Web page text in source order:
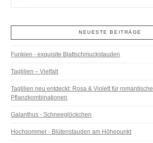
NEUESTE BEITRÄGE
Funkien - exquisite Blattschmuckstauden
Taglilien – Vielfalt
Taglilien neu entdeckt: Rosa & Violett für romantische
Pflanzkombinationen
Galanthus - Schneeglöckchen
Hochsommer - Blütenstauden am Höhepunkt